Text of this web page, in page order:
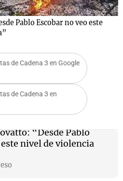
Pablo Escobar no veo este
de Cadena 3 en Google
de Cadena 3 en
“Desde Pablo
nivel de violencia
La Sole en
Cadena 3